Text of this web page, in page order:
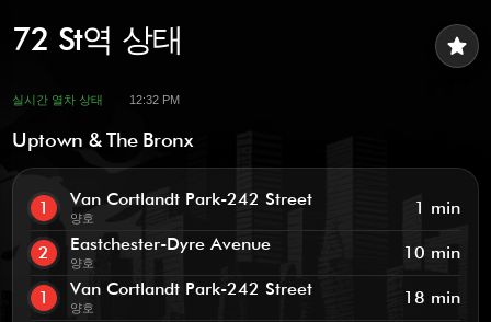
star
72 St역 상태
실시간 열차 상태 12:32 PM
Uptown & The Bronx
1 Van Cortlandt Park-242 Street
양호 1 min
2 Eastchester-Dyre Avenue
양호 10 min
1 Van Cortlandt Park-242 Street
양호 18 min